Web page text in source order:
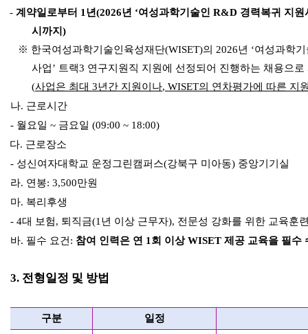
-계약일로부터 1 년(2026년 ‘여성과학기술인R&D 경력복귀 지원
시까지 )
※ 한국여성과학기술인육성재단(WISET)의 2026년 ‘여성과학
사업’ 트랙3 연구지원직 지원에 선정되어 진행하는 채용으
(사업은 최대 3년간 지원이나, WISET의 연차평가에 따른 지
나. 근로시간
- 월요일 ~ 금요일 (09:00 ~ 18:00)
다. 근로장소
- 성신여자대학교 운정그린캠퍼스(강북구 미아동) 중앙기기실
라. 연봉: 3,500만원
마. 복리후생
- 4대 보험, 퇴직금(1 년 이상 근무자), 전문성 강화를 위한 교육훈
바. 필수 요건 : 참여 인력은 연 1 회 이상WISET 제공 교육을 필수
3. 전형일정 및 방법
구분 일정